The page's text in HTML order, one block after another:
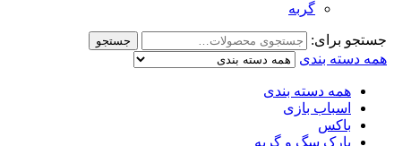
گربه
جستجو برای: جستجو
همه دسته بندی
همه دسته بندی
اسباب بازی
باکس
پارک سگ و گربه